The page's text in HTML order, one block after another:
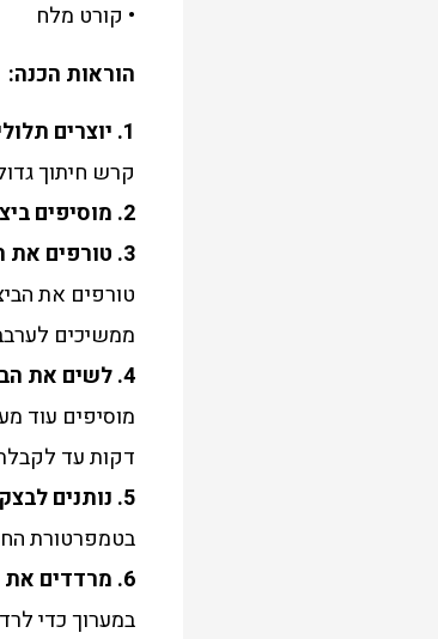
• קורט מלח
הוראות הכנה:
1. יוצרים תלולית קמח:
קרש חיתוך
2. מוסיפים ביצים ומלח:
3. טורפים את הביצים:
טורפים את
ממשיכים
4. לשים את הבצק:
דקות עד
5. נותנים לבצק לנוח:
בטמפרטורת
6. מרדדים את הבצק:
במערוך כדי